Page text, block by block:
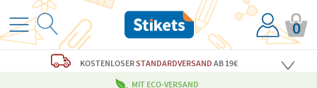
0
KOSTENLOSERSTANDARDVERSAND AB 19€
MIT ECO-VERSAND